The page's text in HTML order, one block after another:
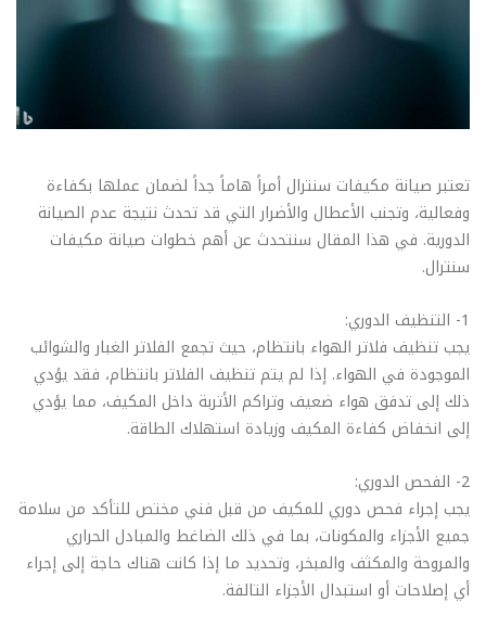
تعتبر صيانة مكيفات سنترال أمراً هاماً جداً لضمان عملها بكفاءة
وفعالية، وتجنب الأعطال والأضرار التي قد تحدث نتيجة عدم الصيانة
الدورية. في هذا المقال سنتحدث عن أهم خطوات صيانة مكيفات
سنترال.
1- التنظيف الدوري:
يجب تنظيف فلاتر الهواء بانتظام، حيث تجمع الفلاتر الغبار والشوائب
الموجودة في الهواء. إذا لم يتم تنظيف الفلاتر بانتظام، فقد يؤدي
ذلك إلى تدفق هواء ضعيف وتراكم الأتربة داخل المكيف، مما يؤدي
إلى انخفاض كفاءة المكيف وزيادة استهلاك الطاقة.
2- الفحص الدوري:
يجب إجراء فحص دوري للمكيف من قبل فني مختص للتأكد من سلامة
جميع الأجزاء والمكونات، بما في ذلك الضاغط والمبادل الحراري
والمروحة والمكثف والمبخر، وتحديد ما إذا كانت هناك حاجة إلى إجراء
أي إصلاحات أو استبدال الأجزاء التالفة.